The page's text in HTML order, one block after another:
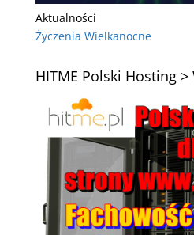
Aktualności
Życzenia Wielkanocne
HITME Polski Hosting >